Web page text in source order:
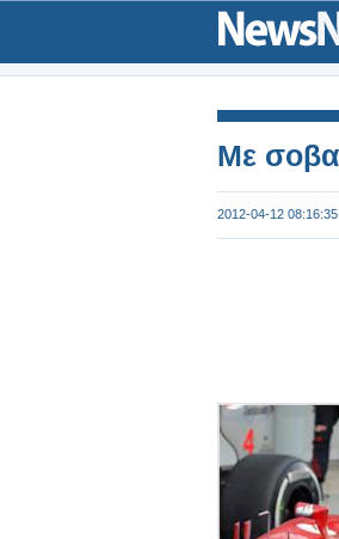
Με
2012-04-12 08:16:35